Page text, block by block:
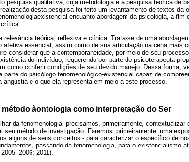
pesquisa qualitativa, cuja metodologia é a pesquisa teórica de
desta pesquisa foi feito um levantamento de textos da
enquanto abordagem da psicologia, a fim
crítica.
relevância teórica, reflexiva e clínica. Trata-se de uma
afetiva essencial, assim como de sua articulação na cena mais
considerar que a contemporaneidade, por meio de seu
do indivíduo, requerendo por parte do psicoterapeuta
como conferir condições de seu devido manejo. Dessa forma,
parte do psicólogo fenomenológico-existencial capaz de
angústia e o que ela representa em meio a este processo.
àontologia como interpretação do Ser
da fenomenologia, precisamos, primeiramente, contextualizar
seu método de investigação. Faremos, primeiramente, uma
alguns de seus conceitos - para caracterizar o específico de
passando da fenomenologia, para o existencialismo
2006; 2011).